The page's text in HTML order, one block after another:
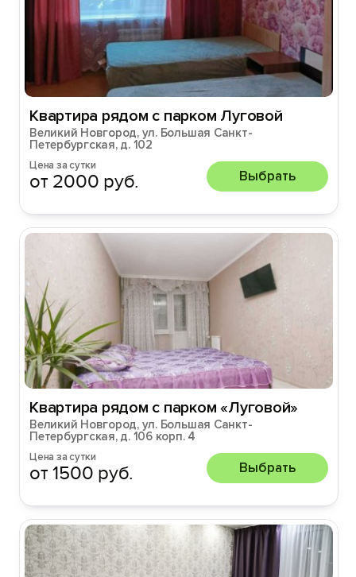
Квартира рядом с парком Луговой
Великий Новгород, ул. Большая Санкт-
Петербургская, д. 102
Цена за сутки
от 2000 руб. Выбрать
Квартира рядом с парком «Луговой»
Великий Новгород, ул. Большая Санкт-
Петербургская, д. 106 корп. 4
Цена за сутки
от 1500 руб. Выбрать